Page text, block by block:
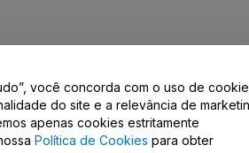
/ Fale Conosco
você concorda com o uso de
do site e a relevância de
apenas cookies estritamente
Política de Cookies para obter